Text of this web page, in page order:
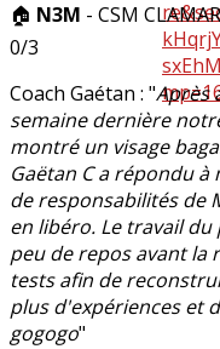
🏠 N3M - CSM
0/3
Coach Gaétan : "Après
semaine dernière
montré un visage
Gaëtan C a répondu
de responsabilités de
en libéro. Le travail du
peu de repos avant la
tests afin de
plus d'expériences et
gogogo"